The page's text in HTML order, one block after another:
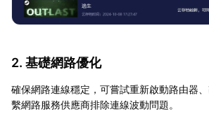
2. 基礎網路優化
確保網路連線穩定，可嘗試重新啟動路由器
繫網路服務供應商排除連線波動問題。